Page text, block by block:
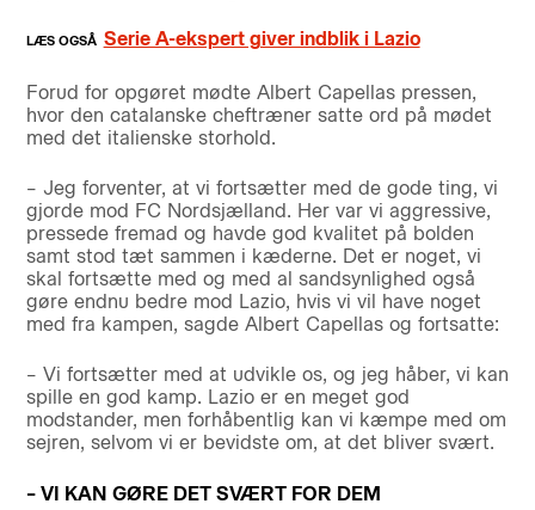
Serie A-ekspert giver indblik i Lazio
Forud for opgøret mødte Albert Capellas pressen,
hvor den catalanske cheftræner satte ord på mødet
med det italienske storhold.
– Jeg forventer, at vi fortsætter med de gode ting, vi
gjorde mod FC Nordsjælland. Her var vi aggressive,
pressede fremad og havde god kvalitet på bolden
samt stod tæt sammen i kæderne. Det er noget, vi
skal fortsætte med og med al sandsynlighed også
gøre endnu bedre mod Lazio, hvis vi vil have noget
med fra kampen, sagde Albert Capellas og fortsatte:
– Vi fortsætter med at udvikle os, og jeg håber, vi kan
spille en god kamp. Lazio er en meget god
modstander, men forhåbentlig kan vi kæmpe med om
sejren, selvom vi er bevidste om, at det bliver svært.
– VI KAN GØRE DET SVÆRT FOR DEM